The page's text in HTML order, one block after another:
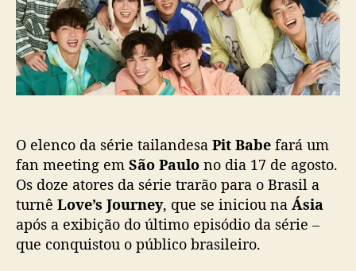
t
i
c
a
ç
ã
d
é
r
i
i
t
B
a
b
e
f
O elenco da série tailandesa Pit Babe fará um
fan meeting em São Paulo no dia 17 de agosto.
Os doze atores da série trarão para o Brasil a
turnê Love’s Journey, que se iniciou na Ásia
após a exibição do último episódio da série –
que conquistou o público brasileiro.